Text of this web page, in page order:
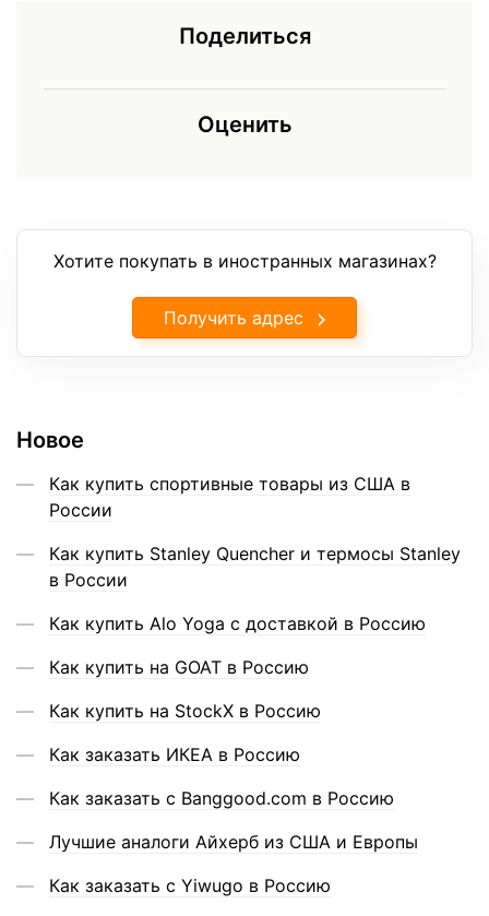
Поделиться
Оценить
Хотите покупать в иностранных магазинах?
Получить адрес
Новое
Как купить спортивные товары из США в
России
Как купить Stanley Quencher и термосы Stanley
в России
Как купить Alo Yoga с доставкой в Россию
Как купить на GOAT в Россию
Как купить на StockX в Россию
Как заказать ИКЕА в Россию
Как заказать с Banggood.com в Россию
Лучшие аналоги Айхерб из США и Европы
Как заказать с Yiwugo в Россию